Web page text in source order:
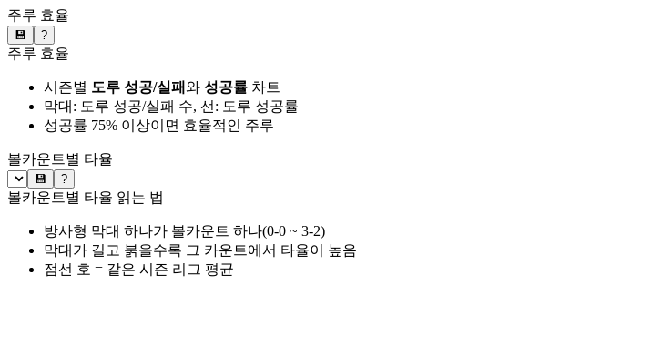
주루 효율
💾 ?
주루 효율
시즌별 도루 성공/실패와 성공률 차트
막대: 도루 성공/실패 수, 선: 도루 성공률
성공률 75% 이상이면 효율적인 주루
볼카운트별 타율
💾 ?
볼카운트별 타율 읽는 법
방사형 막대 하나가 볼카운트 하나(0-0 ~ 3-2)
막대가 길고 붉을수록 그 카운트에서 타율이 높음
점선 호 = 같은 시즌 리그 평균